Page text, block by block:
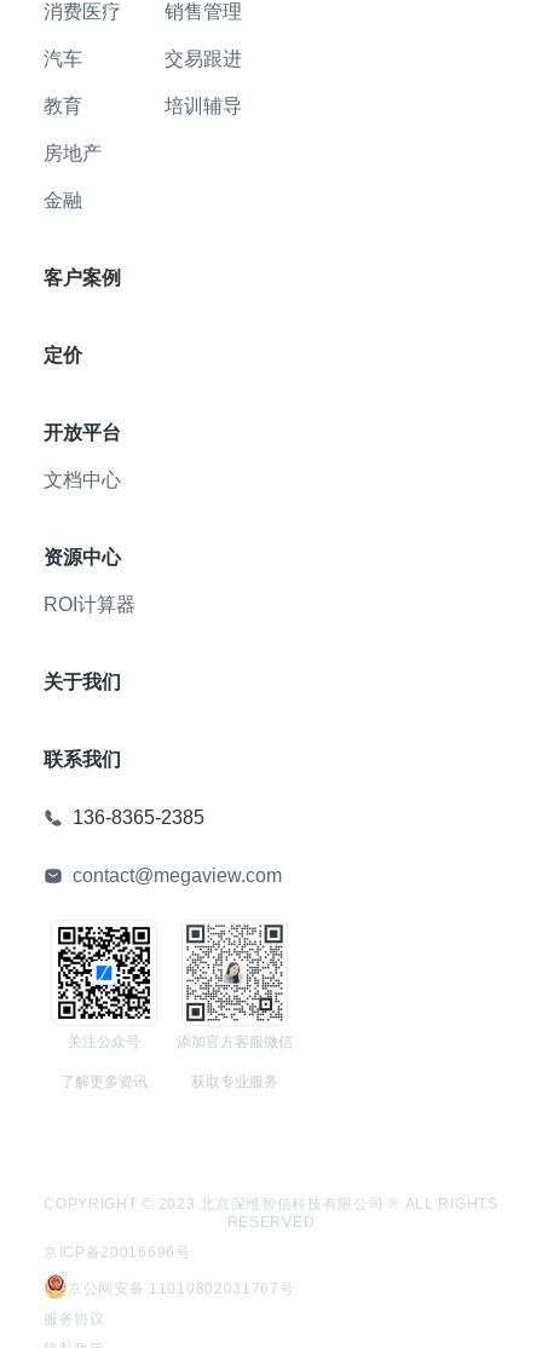
消费医疗
汽车
教育
房地产
金融
销售管理
交易跟进
培训辅导
客户案例
定价
开放平台
文档中心
资源中心
ROI计算器
关于我们
联系我们
136-8365-2385
contact@megaview.com
关注公众号
了解更多资讯
添加官方客服微信
获取专业服务
COPYRIGHT © 2023 北京深维智信科技有限公司 ® ALL RIGHTS
RESERVED
京ICP备20016696号
京公网安备 11010802031767号
服务协议